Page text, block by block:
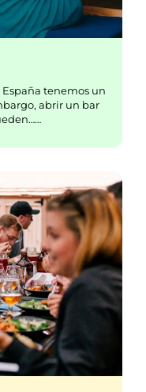
tenemos un
abrir un bar